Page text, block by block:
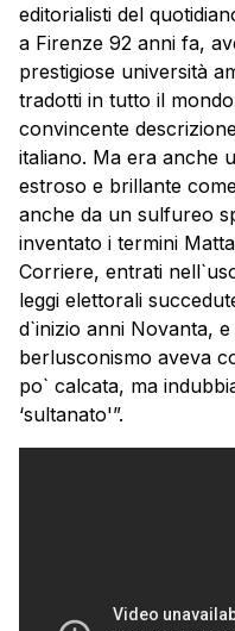
editorialisti del
a Firenze 92 anni fa,
prestigiose università
tradotti in tutto il
convincente
italiano. Ma era anche
estroso e brillante
anche da un sulfureo
inventato i termini
Corriere, entrati
leggi elettorali
d`inizio anni Novanta,
berlusconismo aveva
po` calcata, ma
‘sultanato'”.